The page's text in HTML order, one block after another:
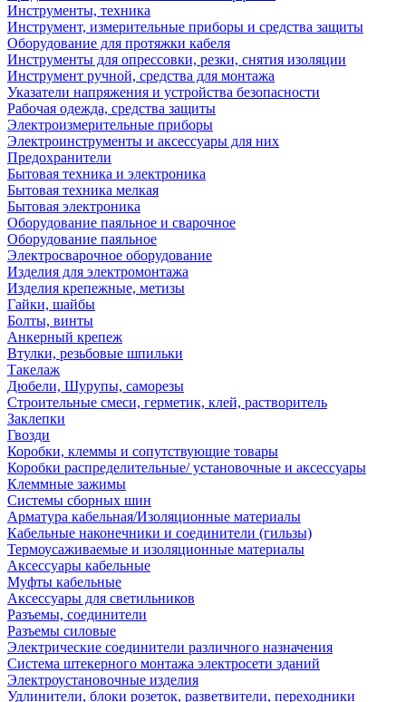
Инструменты, техника
Инструмент, измерительные приборы и средства защиты
Оборудование для протяжки кабеля
Инструменты для опрессовки, резки, снятия изоляции
Инструмент ручной, средства для монтажа
Указатели напряжения и устройства безопасности
Рабочая одежда, средства защиты
Электроизмерительные приборы
Электроинструменты и аксессуары для них
Предохранители
Бытовая техника и электроника
Бытовая техника мелкая
Бытовая электроника
Оборудование паяльное и сварочное
Оборудование паяльное
Электросварочное оборудование
Изделия для электромонтажа
Изделия крепежные, метизы
Гайки, шайбы
Болты, винты
Анкерный крепеж
Втулки, резьбовые шпильки
Такелаж
Дюбели, Шурупы, саморезы
Строительные смеси, герметик, клей, растворитель
Заклепки
Гвозди
Коробки, клеммы и сопутствующие товары
Коробки распределительные/ установочные и аксессуары
Клеммные зажимы
Системы сборных шин
Арматура кабельная/Изоляционные материалы
Кабельные наконечники и соединители (гильзы)
Термоусаживаемые и изоляционные материалы
Аксессуары кабельные
Муфты кабельные
Аксессуары для светильников
Разъемы, соединители
Разъемы силовые
Электрические соединители различного назначения
Система штекерного монтажа электросети зданий
Электроустановочные изделия
Удлинители, блоки розеток, разветвители, переходники